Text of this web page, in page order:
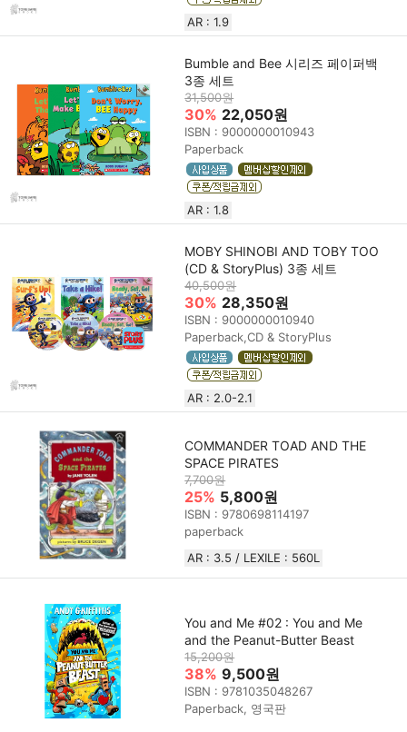
AR : 1.9
Bumble and Bee 시리즈 페이퍼백
3종 세트
31,500원
30% 22,050원
ISBN : 9000000010943
Paperback
AR : 1.8
MOBY SHINOBI AND TOBY TOO
(CD & StoryPlus) 3종 세트
40,500원
30% 28,350원
ISBN : 9000000010940
Paperback,CD & StoryPlus
AR : 2.0-2.1
COMMANDER TOAD AND THE
SPACE PIRATES
7,700원
25% 5,800원
ISBN : 9780698114197
paperback
AR : 3.5 / LEXILE : 560L
You and Me #02 : You and Me
and the Peanut-Butter Beast
15,200원
38% 9,500원
ISBN : 9781035048267
Paperback, 영국판